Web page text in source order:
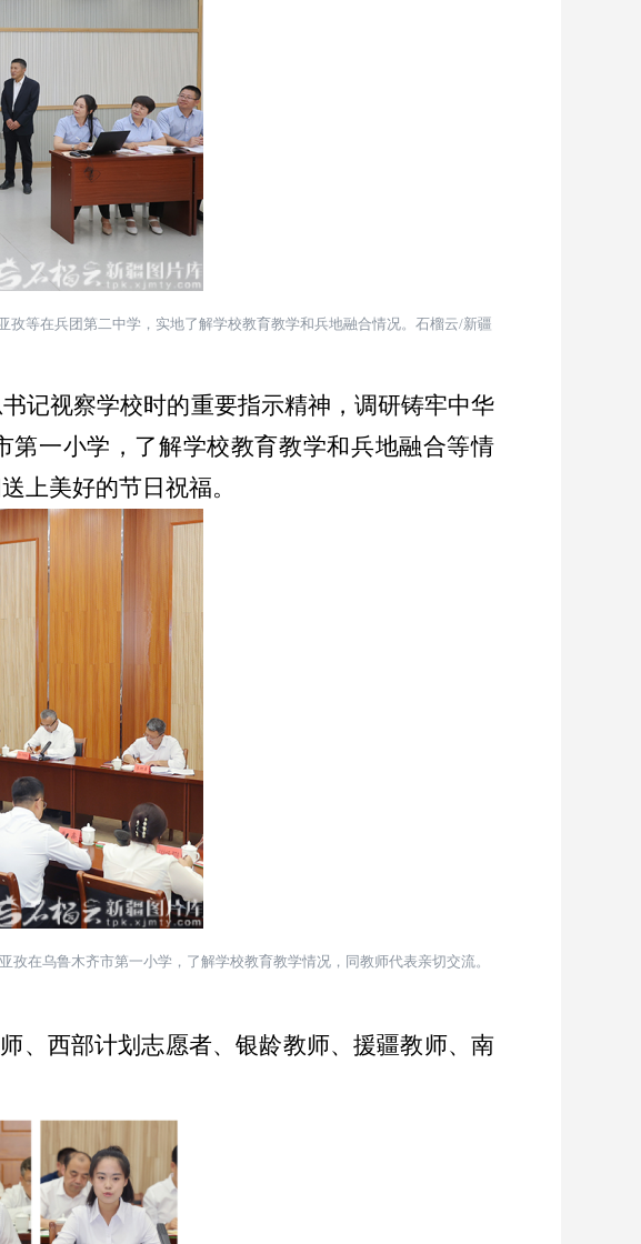
孜等在兵团第二中学，实地了解学校教育教学和兵地融合情况。石榴云/新疆
记视察学校时的重要指示精神，调研铸牢中华
一小学，了解学校教育教学和兵地融合等情
上美好的节日祝福。
孜在乌鲁木齐市第一小学，了解学校教育教学情况，同教师代表亲切交流。
西部计划志愿者、银龄教师、援疆教师、南